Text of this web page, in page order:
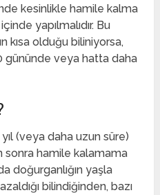
kesinlikle hamile kalma
yapılmalıdır. Bu
kısa olduğu biliniyorsa,
gününde veya hatta daha
(veya daha uzun süre)
sonra hamile kalamama
doğurganlığın yaşla
bilindiğinden, bazı